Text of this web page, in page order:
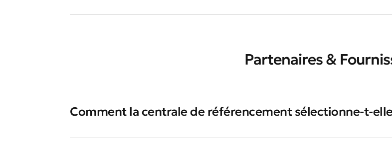
Partenaires &
Comment la centrale de référencement sélectionne-t-